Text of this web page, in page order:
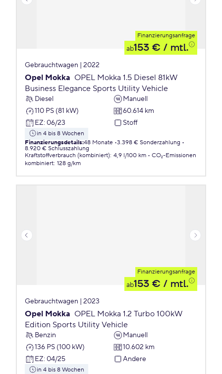
Finanzierungsanfrage
ab153 € / mtl.
Gebrauchtwagen | 2022
Opel Mokka OPEL Mokka 1.5 Diesel 81kW
Business Elegance Sports Utility Vehicle
Diesel
Manuell
110 PS (81 kW)
60.614 km
EZ: 06/23 Stoff
in 4 bis 8 Wochen
Finanzierungsdetails:48 Monate 3.398 € Sonderzahlung
8.920 € Schlusszahlung
Kraftstoffverbrauch (kombiniert): 4,9 l/100 km
CO₂-Emissionen
kombiniert: 128 g/km
Finanzierungsanfrage
ab153 € / mtl.
Gebrauchtwagen | 2023
Opel Mokka OPEL Mokka 1.2 Turbo 100kW
Edition Sports Utility Vehicle
Benzin
Manuell
136 PS (100 kW)
10.602 km
EZ: 04/25 Andere
in 4 bis 8 Wochen